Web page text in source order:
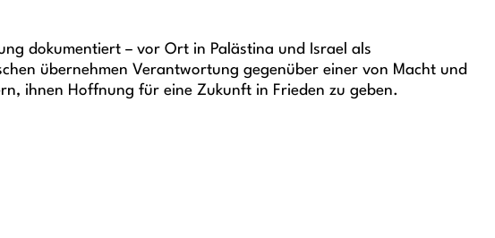
dokumentiert – vor Ort in Palästina und Israel als
übernehmen Verantwortung gegenüber einer von Macht und
ihnen Hoffnung für eine Zukunft in Frieden zu geben.